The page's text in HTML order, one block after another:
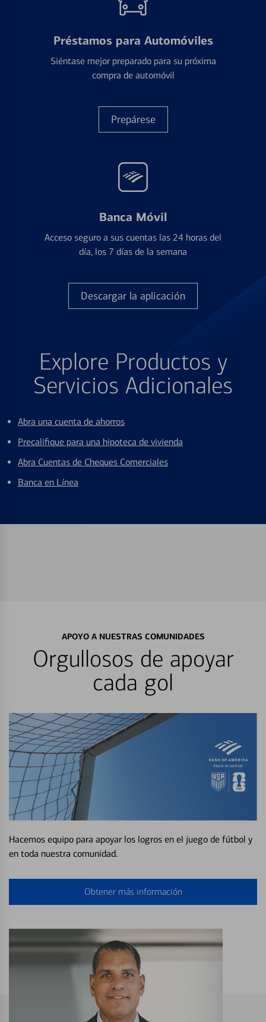
Préstamos para Automóviles
Siéntase mejor preparado para su próxima
compra de automóvil
Prepárese
Banca Móvil
Acceso seguro a sus cuentas las 24 horas del
día, los 7 días de la semana
Descargar la aplicación
Explore Productos y
Servicios Adicionales
Abra una cuenta de ahorros
Precalifique para una hipoteca de vivienda
Abra Cuentas de Cheques Comerciales
Banca en Línea
APOYO A NUESTRAS COMUNIDADES
Orgullosos de apoyar
cada gol
Hacemos equipo para apoyar los logros en el juego de fútbol y
en toda nuestra comunidad.
Obtener más información